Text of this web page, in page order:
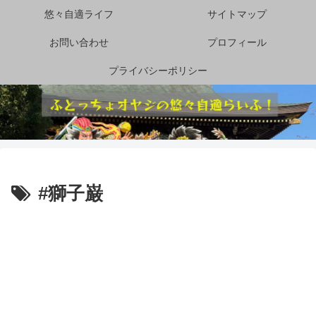
悠々自適ライフ サイトマップ
お問い合わせ プロフィール
プライバシーポリシー
#獅子巌